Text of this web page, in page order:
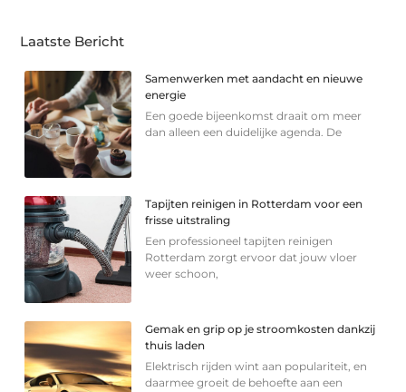
Laatste Bericht
Samenwerken met aandacht en nieuwe
energie
Een goede bijeenkomst draait om meer
dan alleen een duidelijke agenda. De
Tapijten reinigen in Rotterdam voor een
frisse uitstraling
Een professioneel tapijten reinigen
Rotterdam zorgt ervoor dat jouw vloer
weer schoon,
Gemak en grip op je stroomkosten dankzij
thuis laden
Elektrisch rijden wint aan populariteit, en
daarmee groeit de behoefte aan een